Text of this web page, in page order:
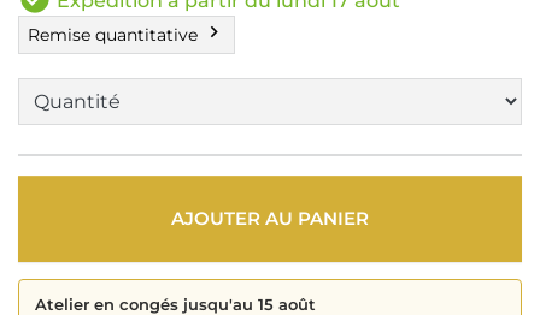
Remise quantitative chevron_right
AJOUTER AU PANIER
Atelier en congés jusqu'au 15 août